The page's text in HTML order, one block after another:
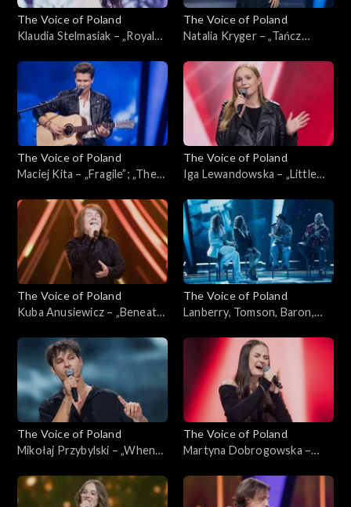
The Voice of Poland
Klaudia Stelmasiak – „Royals”;
Przesłuchania w ciemno, 28
września 2024
The Voice of Poland
Natalia Kryger – „Tańcz
Poland”, Przesłuchania w
ciemno, 28 września 2024
The Voice of Poland
Maciej Kita – „Fragile”; „The
Przesłuchania w ciemno, 28
września 2024
The Voice of Poland
Iga Lewandowska – „Little
Przesłuchania w ciemno, 28
września 2024
The Voice of Poland
Kuba Anusiewicz – „Beneath
of Poland”, Przesłuchania w
ciemno, 28 września 2024
The Voice of Poland
Lanberry, Tomson, Baron,
„Nieśmiertelni”
The Voice of Poland
Mikołaj Przybylski – „When
Voice of Poland”,
Przesłuchania w ciemno, 21
The Voice of Poland
Martyna Dobrogowska –
Voice of Poland”,
Przesłuchania w ciemno, 21